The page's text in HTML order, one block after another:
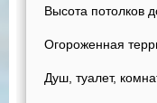
Высота потолков
Огороженная
Душ, туалет,